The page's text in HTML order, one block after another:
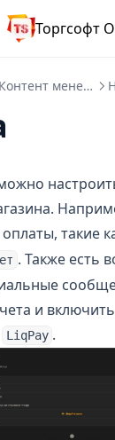
Торгсофт
Контент менеджер
такие
. Также есть
и
LiqPay .